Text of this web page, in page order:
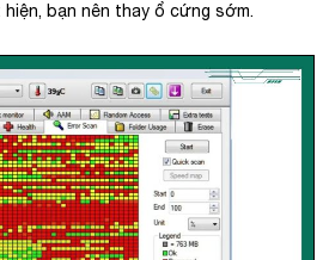
bạn nên thay ổ cứng sớm.